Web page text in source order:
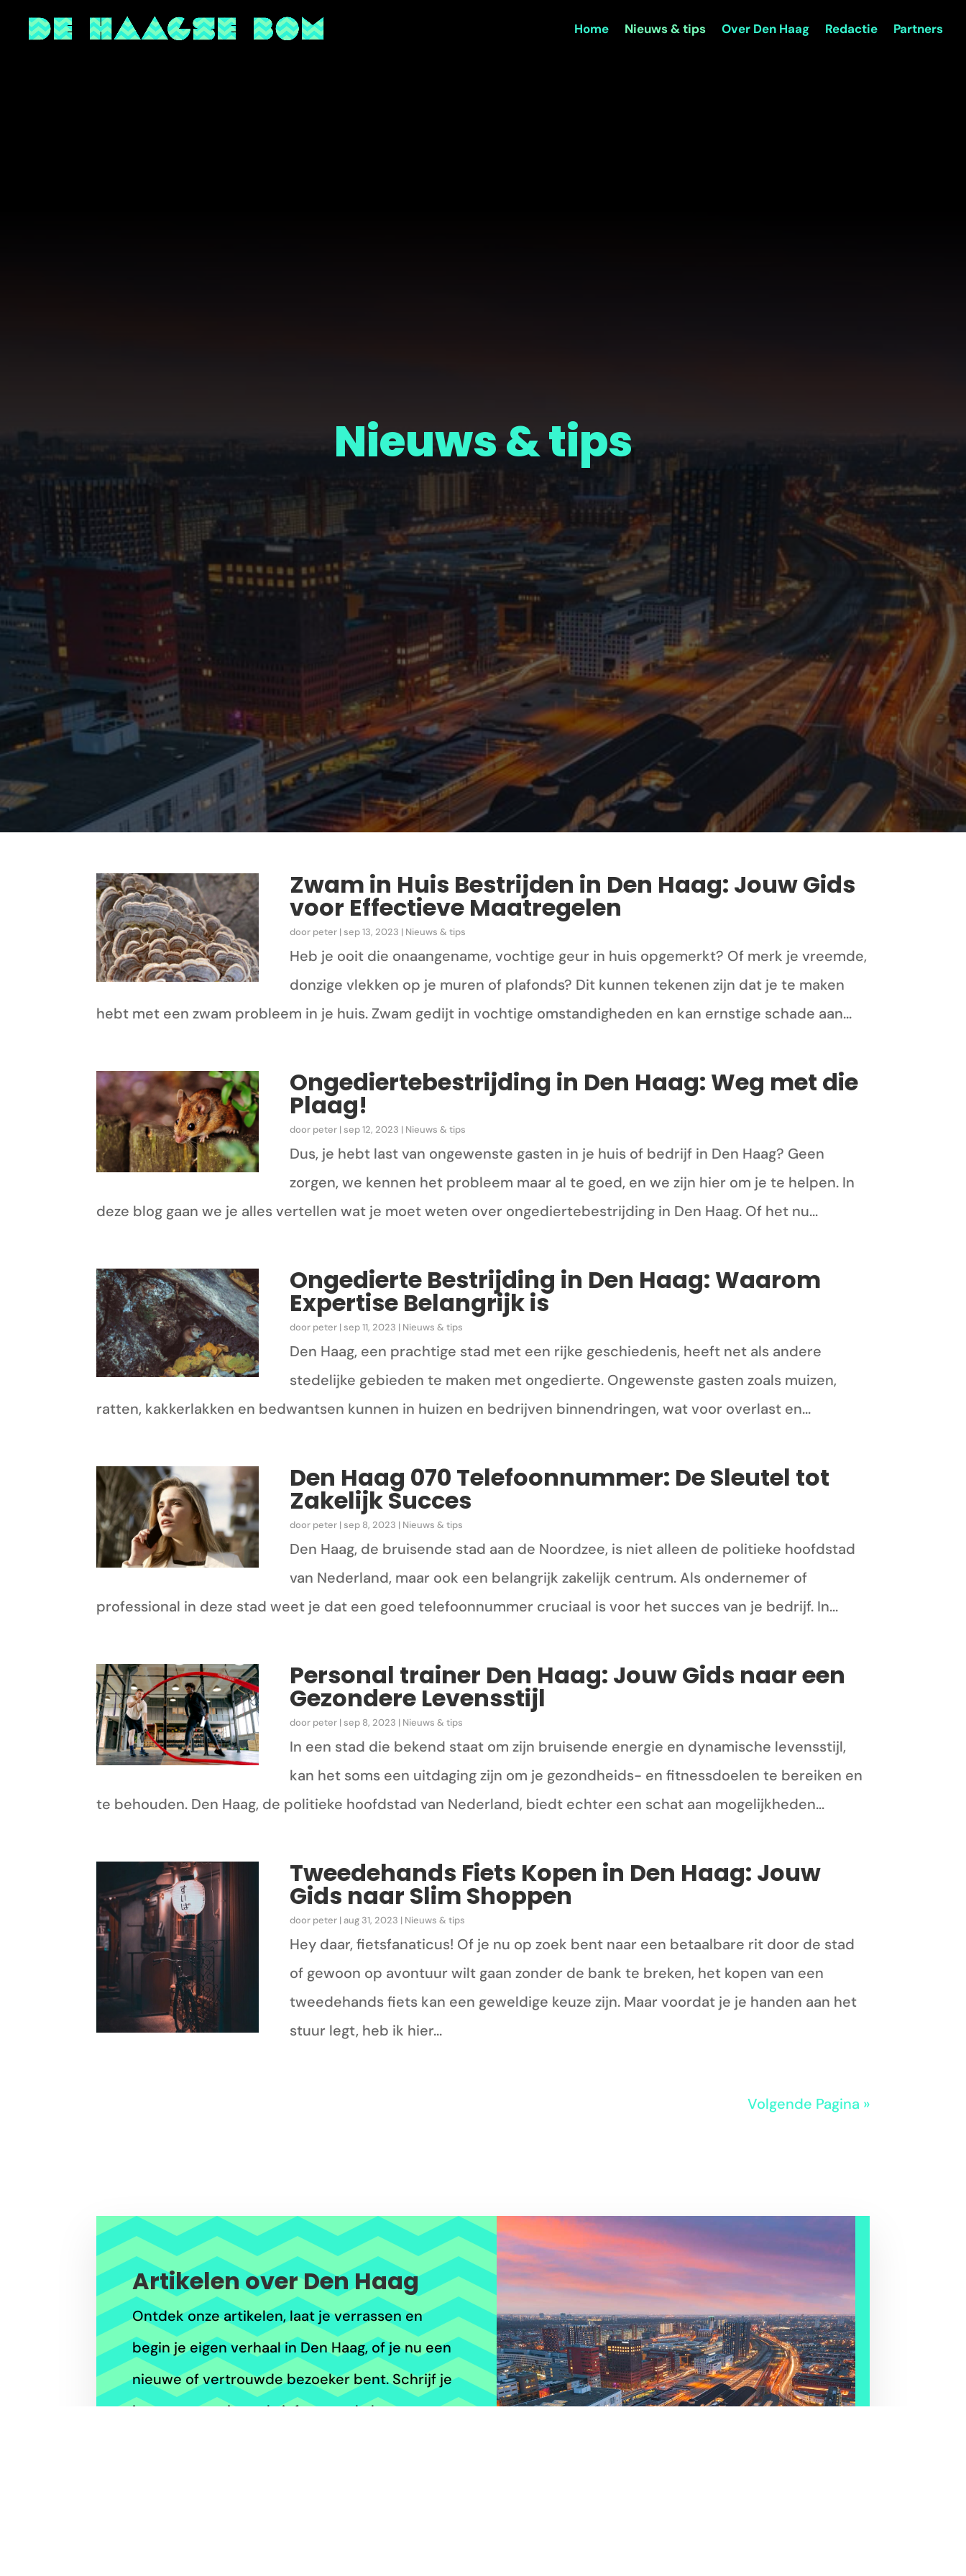
Home Nieuws & tips Over Den Haag Redactie Partners
Nieuws & tips
Zwam in Huis Bestrijden in Den Haag: Jouw Gids
voor Effectieve Maatregelen
door peter |sep 13, 2023 | Nieuws & tips
Heb je ooit die onaangename, vochtige geur in huis opgemerkt? Of merk je vreemde,
donzige vlekken op je muren of plafonds? Dit kunnen tekenen zijn dat je te maken
hebt met een zwam probleem in je huis. Zwam gedijt in vochtige omstandigheden en kan ernstige schade aan...
Ongediertebestrijding in Den Haag: Weg met die
Plaag!
door peter |sep 12, 2023 | Nieuws & tips
Dus, je hebt last van ongewenste gasten in je huis of bedrijf in Den Haag? Geen
zorgen, we kennen het probleem maar al te goed, en we zijn hier om je te helpen. In
deze blog gaan we je alles vertellen wat je moet weten over ongediertebestrijding in Den Haag. Of het nu...
Ongedierte Bestrijding in Den Haag: Waarom
Expertise Belangrijk is
door peter |sep 11, 2023 | Nieuws & tips
Den Haag, een prachtige stad met een rijke geschiedenis, heeft net als andere
stedelijke gebieden te maken met ongedierte. Ongewenste gasten zoals muizen,
ratten, kakkerlakken en bedwantsen kunnen in huizen en bedrijven binnendringen, wat voor overlast en...
Den Haag 070 Telefoonnummer: De Sleutel tot
Zakelijk Succes
door peter |sep 8, 2023 | Nieuws & tips
Den Haag, de bruisende stad aan de Noordzee, is niet alleen de politieke hoofdstad
van Nederland, maar ook een belangrijk zakelijk centrum. Als ondernemer of
professional in deze stad weet je dat een goed telefoonnummer cruciaal is voor het succes van je bedrijf. In...
Personal trainer Den Haag: Jouw Gids naar een
Gezondere Levensstijl
door peter |sep 8, 2023 | Nieuws & tips
In een stad die bekend staat om zijn bruisende energie en dynamische levensstijl,
kan het soms een uitdaging zijn om je gezondheids- en fitnessdoelen te bereiken en
te behouden. Den Haag, de politieke hoofdstad van Nederland, biedt echter een schat aan mogelijkheden...
Tweedehands Fiets Kopen in Den Haag: Jouw
Gids naar Slim Shoppen
door peter |aug 31, 2023 | Nieuws & tips
Hey daar, fietsfanaticus! Of je nu op zoek bent naar een betaalbare rit door de stad
of gewoon op avontuur wilt gaan zonder de bank te breken, het kopen van een
tweedehands fiets kan een geweldige keuze zijn. Maar voordat je je handen aan het
stuur legt, heb ik hier...
Volgende Pagina »
Artikelen over Den Haag
Ontdek onze artikelen, laat je verrassen en
begin je eigen verhaal in Den Haag, of je nu een
nieuwe of vertrouwde bezoeker bent. Schrijf je
in voor onze nieuwsbrief om op de hoogte te